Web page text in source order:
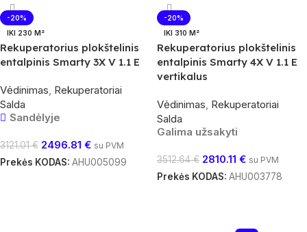
-20%
IKI 230 M²
Rekuperatorius plokštelinis
entalpinis Smarty 3X V 1.1 E
Vėdinimas, Rekuperatoriai
Salda
Sandėlyje
3121.01€ 2496.81 € su PVM
Prekės KODAS: AHU005099
-20%
IKI 310 M²
Rekuperatorius plokštelinis
entalpinis Smarty 4X V 1.1 E
vertikalus
Vėdinimas, Rekuperatoriai
Salda
Galima užsakyti
3512.64€ 2810.11 € su PVM
Prekės KODAS: AHU003778